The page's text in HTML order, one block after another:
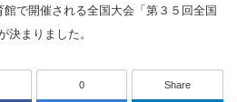
で開催される全国大会「第３５回全国
決まりました。
0 Share